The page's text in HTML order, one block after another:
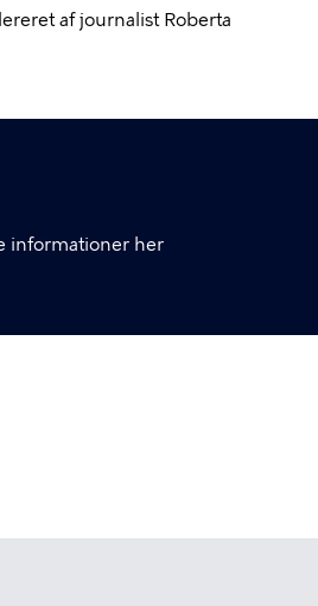
af journalist Roberta
informationer her